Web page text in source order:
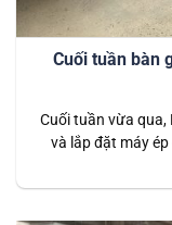
Cuối tuần bàn
Cuối tuần vừa qua,
và lắp đặt máy
hiện đại, được